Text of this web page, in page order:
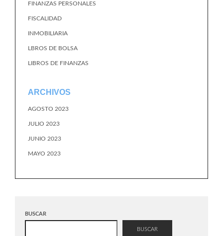
FINANZAS PERSONALES
FISCALIDAD
INMOBILIARIA
LBROS DE BOLSA
LIBROS DE FINANZAS
ARCHIVOS
AGOSTO 2023
JULIO 2023
JUNIO 2023
MAYO 2023
BUSCAR
BUSCAR